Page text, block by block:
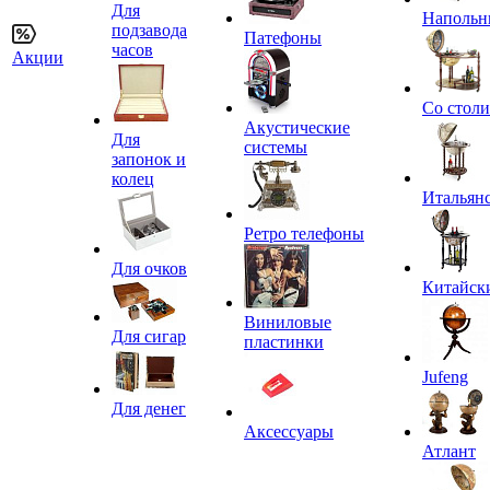
Акции
Для
подзавода
часов
Для
запонок и
колец
Для очков
Для сигар
Для денег
Патефоны
Акустические
системы
Ретро телефоны
Виниловые
пластинки
Аксессуары
Со
Jufeng
Атлант